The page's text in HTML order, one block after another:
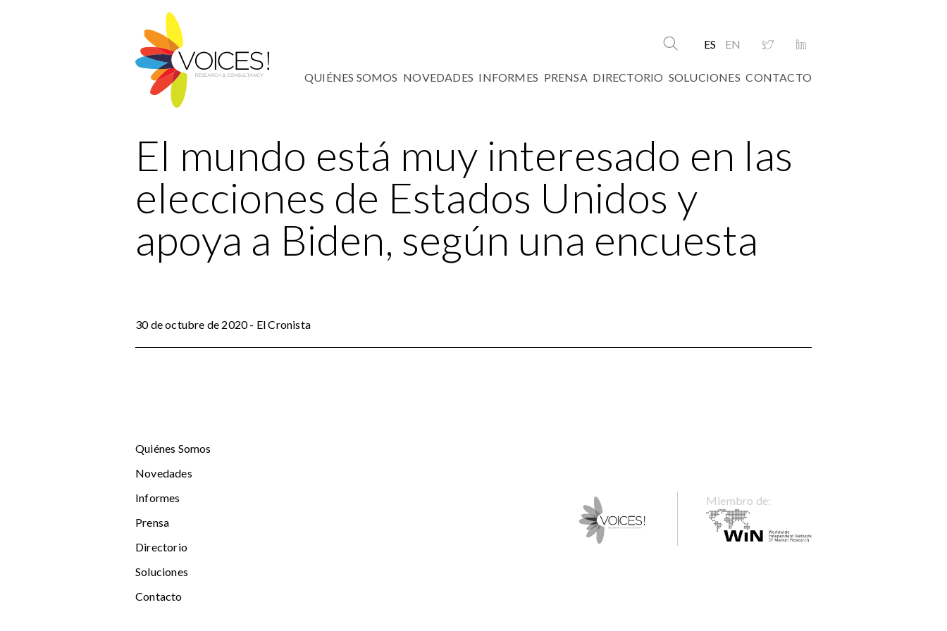
ES EN
QUIÉNES SOMOS NOVEDADES INFORMES PRENSA DIRECTORIO SOLUCIONES CONTACTO
El mundo está muy interesado en las
elecciones de Estados Unidos y
apoya a Biden, según una encuesta
30 de octubre de 2020 - El Cronista
Quiénes Somos
Novedades
Informes
Prensa
Directorio
Soluciones
Contacto
Miembro de: